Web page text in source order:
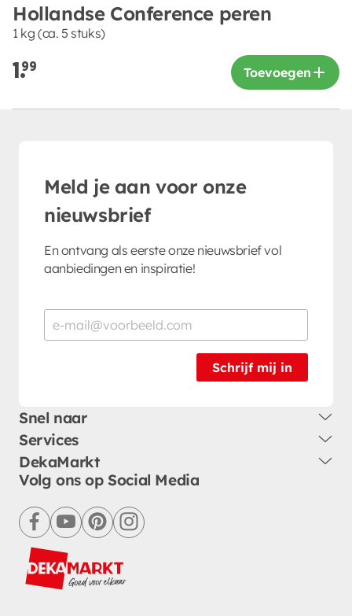
Hollandse Conference peren
1 kg (ca. 5 stuks)
1.99 Toevoegen
Meld je aan voor onze
nieuwsbrief
En ontvang als eerste onze nieuwsbrief vol
aanbiedingen en inspiratie!
Schrijf mij in
Snel naar
Services
DekaMarkt
Volg ons op Social Media
facebookyoutubepinterestinstagram